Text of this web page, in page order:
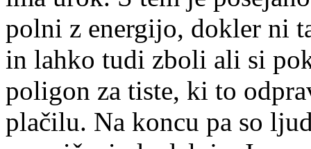
polni z energijo, dokler ni
in lahko tudi zboli ali si
poligon za tiste, ki to
plačilu. Na koncu pa so